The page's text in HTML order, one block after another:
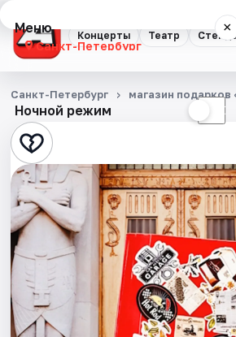
Концерты Театр
Меню ×
Санкт-Петербург
Концерты
Театр
Стендап
Выставки
Квесты
Экскурсии
Спорт
Ночной режим ☾
Санкт-Петербург магазин